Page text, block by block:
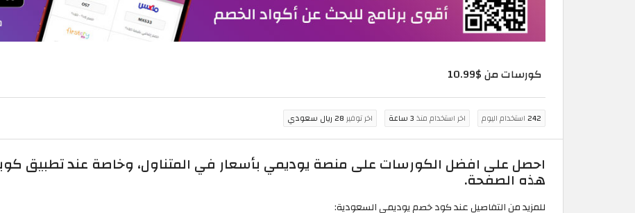
كورسات من $10.99
242استخدام اليوم اخر استخدام منذ3 ساعة اخر توفير28 ريال سعودي
احصل على افضل الكورسات على منصة يوديمي بأسعار في المتناول، وخاصة عند تطبيق
هذه الصفحة.
للمزيد من التفاصيل عند كود خصم يوديمي السعودية: